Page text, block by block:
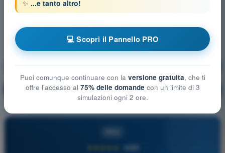
Meteorologia Allenamento!
🔒 PRO Spiegazione domanda
4,6/5
✨ ...e tanto altro!
💻 Scopri il Pannello PRO
Puoi comunque continuare con la versione gratuita, che ti
offre l'accesso al 75% delle domande con un limite di 3
simulazioni ogni 2 ore.